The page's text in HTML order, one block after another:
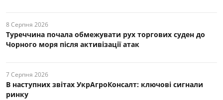
8 Серпня 2026
Туреччина почала обмежувати рух торгових суден до
Чорного моря після активізації атак
7 Серпня 2026
В наступних звітах УкрАгроКонсалт: ключові cигнали
ринку